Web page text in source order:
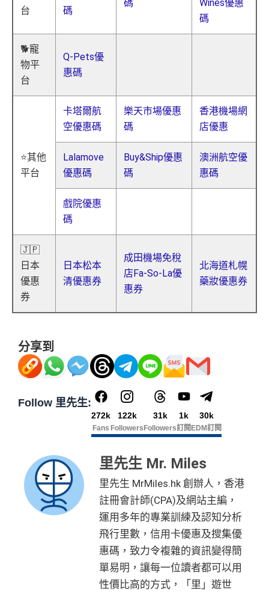
台
碼
碼
Wines優惠
碼
🐕寵
物平
台
Q-Pets優
惠碼
⭐其他
平台
卡塔爾航
空優惠碼
樂天市場優惠
碼
香港機場網
店優惠
Lalamove
優惠碼
Buy&Ship優惠
碼
澳洲航空優
惠碼
戲院優惠
碼
🇯🇵
日本
優惠
券
日本松本
清優惠券
成田機場免稅
店Fa-So-La優
惠券
北海道札幌
藥妝優惠券
分享到
Follow 里先生:
272k
Fans
122k
Followers
31k
Followers
1k
訂閱
30k
EDM訂閱
里先生 Mr. Miles
里先生 MrMiles.hk 創辦人，香港
註冊會計師(CPA)及網站主編，
運用多年的專業訓練及認知分析
飛行里數，信用卡優惠及搜集優
惠碼，致力令複雜的資訊變得簡
單易明，讓每一位讀者都可以用
性價比高的方式，「里」遊世